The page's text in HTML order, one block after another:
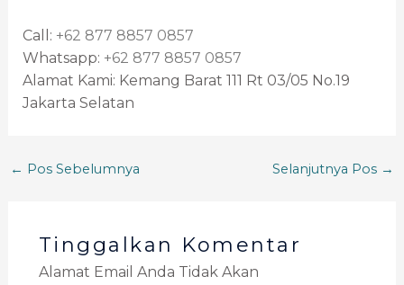
Call: +62 877 8857 0857
Whatsapp: +62 877 8857 0857
Alamat Kami: Kemang Barat 111 Rt 03/05 No.19
Jakarta Selatan
← Pos Sebelumnya Selanjutnya Pos →
Tinggalkan Komentar
Alamat Email Anda Tidak Akan